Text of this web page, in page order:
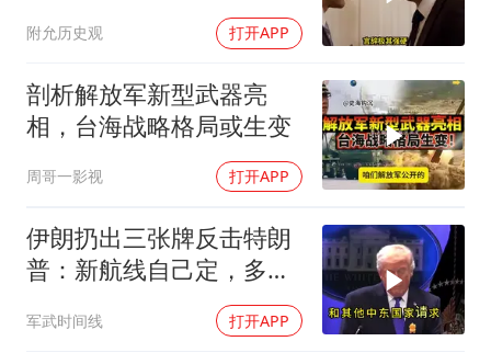
附允历史观 打开APP
剖析解放军新型武器亮
相，台海战略格局或生变
周哥一影视 打开APP
伊朗扔出三张牌反击特朗
普：新航线自己定，多国
保证不参战，海峡不回战
前状态
军武时间线 打开APP